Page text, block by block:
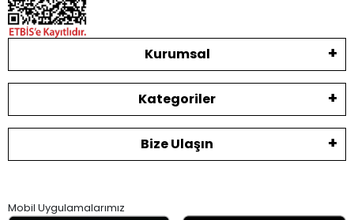
Kurumsal
Kategoriler
Bize Ulaşın
Mobil Uygulamalarımız